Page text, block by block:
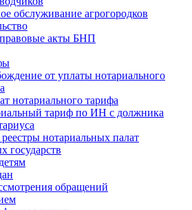
обслуживание агрогородков
акты БНП
от уплаты нотариального
нотариального тарифа
тариф по ИН с должника
нотариальных палат
государств
обращений